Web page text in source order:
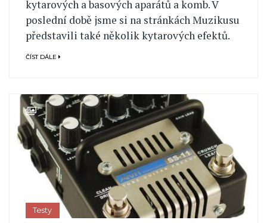
kytarových a basových aparátů a komb. V
poslední době jsme si na stránkách Muzikusu
představili také několik kytarových efektů.
ČÍST DÁLE
Testy